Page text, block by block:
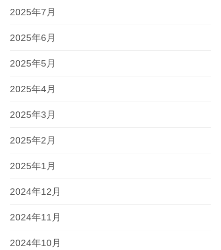
2025年7月
2025年6月
2025年5月
2025年4月
2025年3月
2025年2月
2025年1月
2024年12月
2024年11月
2024年10月